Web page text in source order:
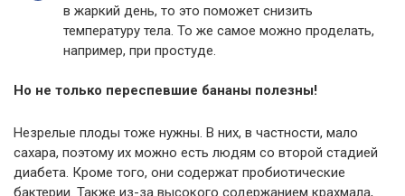
в жаркий день, то это поможет снизить
температуру тела. То же самое можно проделать,
например, при простуде.
Но не только переспевшие бананы полезны!
Незрелые плоды тоже нужны. В них, в частности, мало
сахара, поэтому их можно есть людям со второй стадией
диабета. Кроме того, они содержат пробиотические
бактерии. Также из-за высокого содержанием крахмала,